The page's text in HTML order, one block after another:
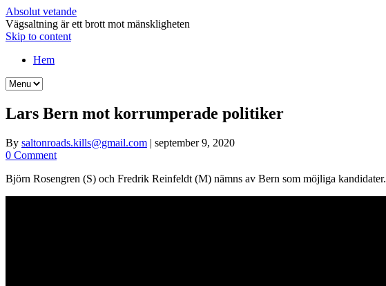
Absolut vetande
Vägsaltning är ett brott mot mänskligheten
Skip to content
Hem
Lars Bern mot korrumperade politiker
By saltonroads.kills@gmail.com | september 9, 2020
0 Comment
Björn Rosengren (S) och Fredrik Reinfeldt (M) nämns av Bern som möjliga kandidater.